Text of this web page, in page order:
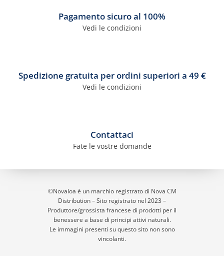
Pagamento sicuro al 100%
Vedi le condizioni
Spedizione gratuita per ordini superiori a 49 €
Vedi le condizioni
Contattaci
Fate le vostre domande
©Novaloa è un marchio registrato di Nova CM
Distribution – Sito registrato nel 2023 –
Produttore/grossista francese di prodotti per il
benessere a base di principi attivi naturali.
Le immagini presenti su questo sito non sono
vincolanti.